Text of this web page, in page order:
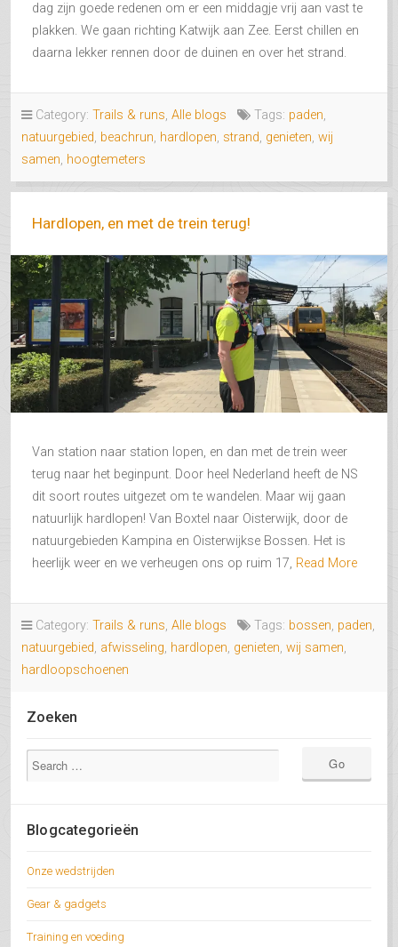
dag zijn goede redenen om er een middagje vrij aan vast te
plakken. We gaan richting Katwijk aan Zee. Eerst chillen en
daarna lekker rennen door de duinen en over het strand.
Category: Trails & runs, Alle blogs Tags: paden,
natuurgebied, beachrun, hardlopen, strand, genieten, wij
samen, hoogtemeters
Hardlopen, en met de trein terug!
Van station naar station lopen, en dan met de trein weer
terug naar het beginpunt. Door heel Nederland heeft de NS
dit soort routes uitgezet om te wandelen. Maar wij gaan
natuurlijk hardlopen! Van Boxtel naar Oisterwijk, door de
natuurgebieden Kampina en Oisterwijkse Bossen. Het is
heerlijk weer en we verheugen ons op ruim 17, Read More
Category: Trails & runs, Alle blogs Tags: bossen, paden,
natuurgebied, afwisseling, hardlopen, genieten, wij samen,
hardloopschoenen
Zoeken
Blogcategorieën
Onze wedstrijden
Gear & gadgets
Training en voeding